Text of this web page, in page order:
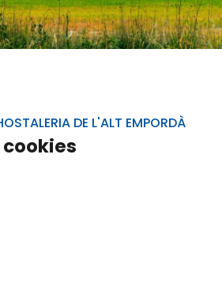
DE L'ALT EMPORDÀ